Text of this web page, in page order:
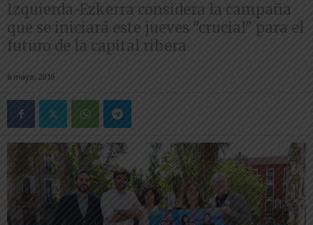
Izquierda-Ezkerra considera la campaña
que se iniciará este jueves "crucial" para el
futuro de la capital ribera
6 mayo, 2019